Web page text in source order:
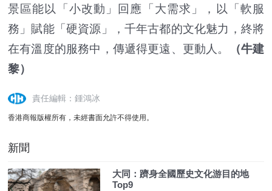
景區能以「小改動」回應「大需求」，以「軟服
務」賦能「硬資源」，千年古都的文化魅力，終將
在有溫度的服務中，傳遞得更遠、更動人。
（牛建
黎）
責任編輯：鍾鴻冰
香港商報版權所有，未經書面允許不得使用。
新聞
大同：躋身全國歷史文化游目的地
Top9